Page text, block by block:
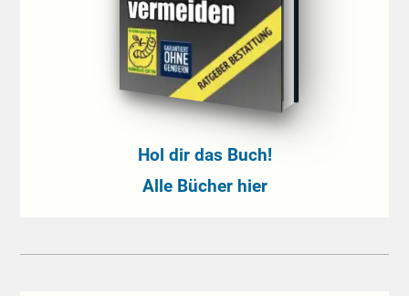
Hol dir das Buch!
Alle Bücher hier